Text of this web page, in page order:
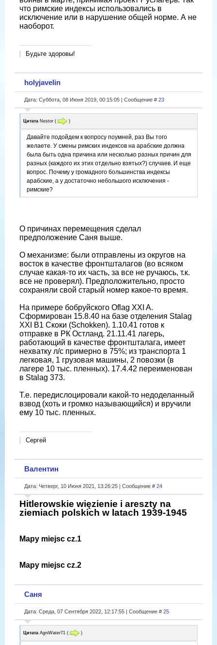
что римские индексы использовались в
исключение или в нарушение общей норме. А не
наоборот.
Будьте здоровы!
holyjavelin
Дата: Суббота, 08 Июня 2019, 00:15:05 | Сообщение # 23
Цитата Nestor ( )
Давайте подойдем к вопросу поумней, раз Вы того
желаете. У смены римских индексов на арабские должна
была быть одна причина или несколько разных причин для
разных (каждого их этих отдельно взятых?) случаев. И еще
вопрос. Почему у громадного большинства индексы
арабские, а у достаточно небольшого исключения -
римские?
О причинах перемещения сделал
предположение Саня выше.
О механизме: были отправлены из округов на
восток в качестве фронтшталагов (во всяком
случае какая-то их часть, за все не ручаюсь, т.к.
все не проверял). Предположительно, просто
сохраняли свой старый номер какое-то время.
На примере бобруйского Oflag XXI A.
Сформирован 15.8.40 на базе отделения Stalag
XXI B1 Скоки (Schokken). 1.10.41 готов к
отправке в РК Остланд. 21.11.41 лагерь,
работающий в качестве фронтшталага, имеет
нехватку л/с примерно в 75%; из транспорта 1
легковая, 1 грузовая машины, 2 повозки (в
лагере 10 тыс. пленных). 17.4.42 переименован
в Stalag 373.
Т.е. передислоцировали какой-то недоделанный
взвод (хоть и громко называющийся) и вручили
ему 10 тыс. пленных.
Сергей
Валентин
Дата: Четверг, 10 Июня 2021, 13:26:25 | Сообщение # 24
Hitlerowskie więzienie i areszty na
ziemiach polskich w latach 1939-1945
Mapy miejsc cz.1
Mapy miejsc cz.2
Саня
Дата: Среда, 07 Сентября 2022, 12:17:55 | Сообщение # 25
Цитата AgniWater71 ( )